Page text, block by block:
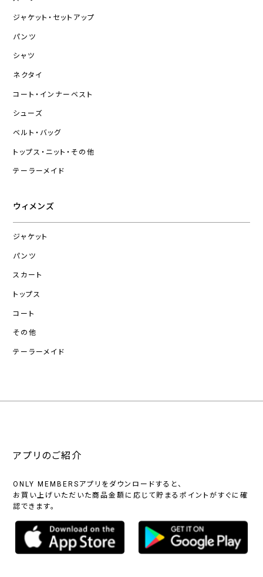
ジャケット・セットアップ
パンツ
シャツ
ネクタイ
コート・インナーベスト
シューズ
ベルト・バッグ
トップス・ニット・その他
テーラーメイド
ウィメンズ
ジャケット
パンツ
スカート
トップス
コート
その他
テーラーメイド
アプリのご紹介
ONLY MEMBERSアプリをダウンロードすると、
お買い上げいただいた商品金額に応じて貯まるポイントがすぐに確
認できます。